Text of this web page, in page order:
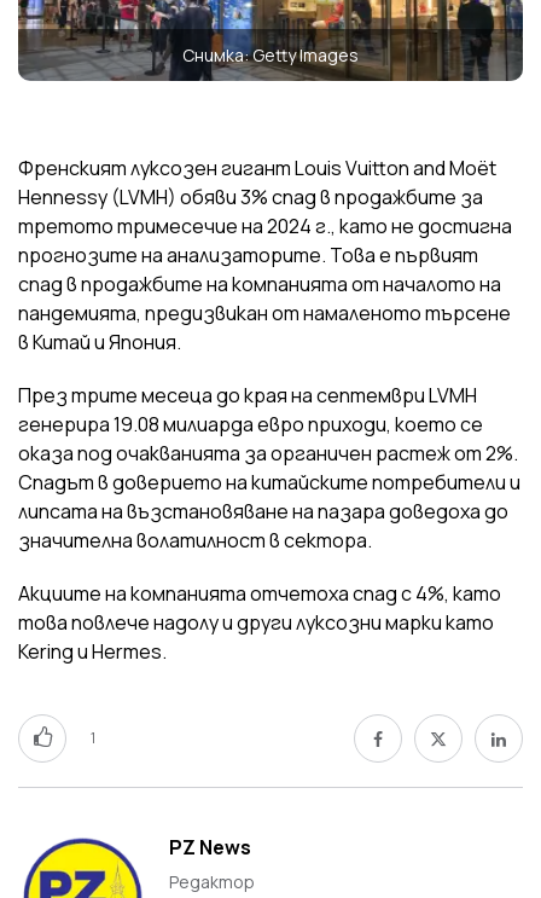
Снимка: Getty Images
Френският луксозен гигант Louis Vuitton and Moët
Hennessy (LVMH) обяви 3% спад в продажбите за
третото тримесечие на 2024 г., като не достигна
прогнозите на анализаторите. Това е първият
спад в продажбите на компанията от началото на
пандемията, предизвикан от намаленото търсене
в Китай и Япония.
През трите месеца до края на септември LVMH
генерира 19.08 милиарда евро приходи, което се
оказа под очакванията за органичен растеж от 2%.
Спадът в доверието на китайските потребители и
липсата на възстановяване на пазара доведоха до
значителна волатилност в сектора.
Акциите на компанията отчетоха спад с 4%, като
това повлече надолу и други луксозни марки като
Kering и Hermes.
1
PZ News
Редактор